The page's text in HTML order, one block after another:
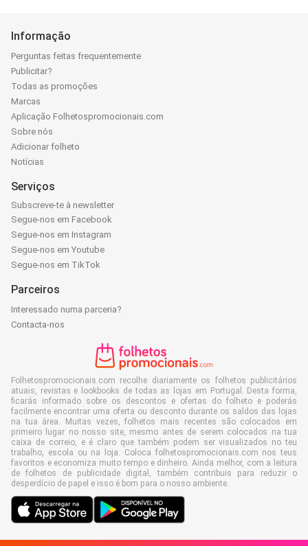
Informação
Perguntas feitas frequentemente
Publicitar?
Todas as promoções
Marcas
Aplicação Folhetospromocionais.com
Sobre nós
Adicionar folheto
Notícias
Serviços
Subscreve-te à newsletter
Segue-nos em Facebook
Segue-nos em Instagram
Segue-nos em Youtube
Segue-nos em TikTok
Parceiros
Interessado numa parceria?
Contacta-nos
Folhetospromocionais.com recolhe diariamente os folhetos publicitários
atuais, revistas e lookbooks de todas as lojas em Portugal. Desta forma,
ficarás informado sobre os descontos e ofertas do folheto e poderás
facilmente encontrar uma oferta ou desconto durante os saldos das lojas
na tua área. Muitas vezes, folhetos mais recentes são colocados em
primeiro lugar no nosso site, mesmo antes de serem colocados na tua
caixa de correio, e é claro que também podem ser visualizados no teu
trabalho, escola ou na loja. Coloca folhetospromocionais.com nos teus
favoritos e economiza muito tempo e dinheiro. Ainda melhor, com a leitura
de folhetos de publicidade digital, também contribuis para reduzir o
desperdício de papel e isso é bom para o nosso ambiente.